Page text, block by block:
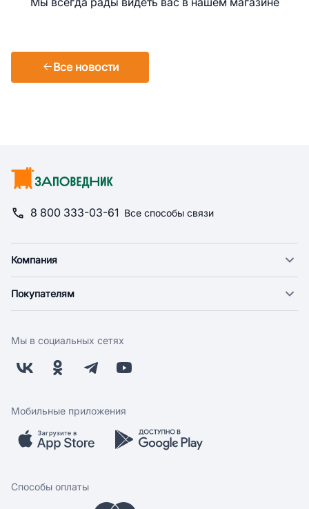
Мы всегда рады видеть вас в нашем магазине
Все новости
8 800 333-03-61 Все способы связи
Компания
Новости
Поставщикам
Заводчикам
Обратная связь
Покупателям
Оплата
Бонусная программа
Скидки и акции
Мобильное приложение
Мы в социальных сетях
Мобильные приложения
Способы оплаты